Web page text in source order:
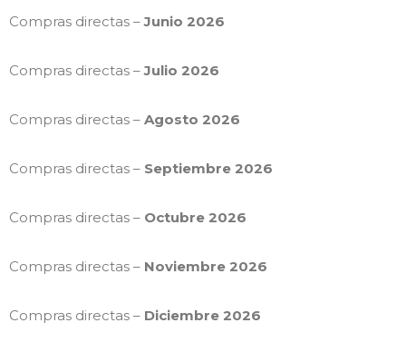
Compras directas –Junio 2026
Compras directas –Julio 2026
Compras directas – Agosto 2026
Compras directas – Septiembre 2026
Compras directas – Octubre 2026
Compras directas – Noviembre 2026
Compras directas – Diciembre 2026